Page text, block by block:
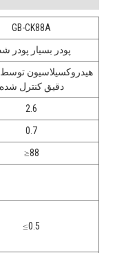
GB-CK88A
پودر بسیار پودر
هیدروکسیلاسیون
دقیق کنترل شده
2.6
0.7
≥88
≤0.5